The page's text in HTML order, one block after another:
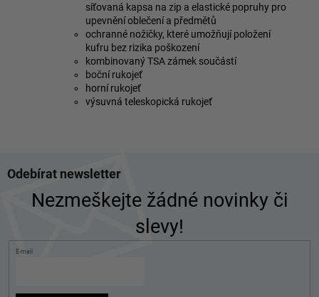
síťovaná kapsa na zip a elastické popruhy pro
upevnění oblečení a předmětů
ochranné nožičky, které umožňují položení
kufru bez rizika poškození
kombinovaný TSA zámek součástí
boční rukojeť
horní rukojeť
výsuvná teleskopická rukojeť
áOdebírat newsletter
Nezmeškejte žádné novinky či
slevy!
E-mail